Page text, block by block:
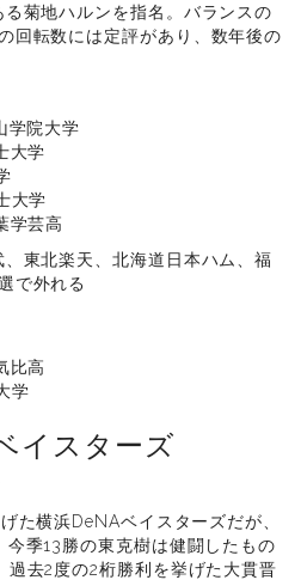
菊地ハルンを指名。バランスの
回転数には定評があり、数年後の
学院大学
大学
大学
学芸高
東北楽天、北海道日本ハム、福
で外れる
比高
学
イスターズ
た横浜DeNAベイスターズだが、
季13勝の東克樹は健闘したもの
去2度の2桁勝利を挙げた大貫晋